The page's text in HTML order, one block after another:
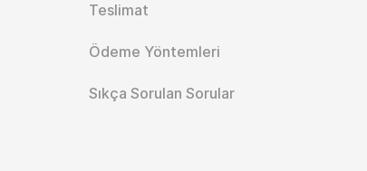
Teslimat
Ödeme Yöntemleri
Sıkça Sorulan Sorular